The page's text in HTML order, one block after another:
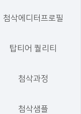
첨삭에디터프로필
탑티어 퀄리티
첨삭과정
첨삭샘플